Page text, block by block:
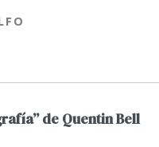
de Quentin Bell